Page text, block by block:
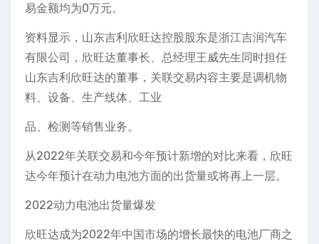
易金额均为0万元。
资料显示，山东吉利欣旺达控股股东是浙江吉润汽车
有限公司，欣旺达董事长、总经理王威先生同时担任
山东吉利欣旺达的董事，关联交易内容主要是调机物
料、设备、生产线体、工业
品、检测等销售业务。
从2022年关联交易和今年预计新增的对比来看，欣旺
达今年预计在动力电池方面的出货量或将再上一层。
2022动力电池出货量爆发
欣旺达成为2022年中国市场的增长最快的电池厂商之